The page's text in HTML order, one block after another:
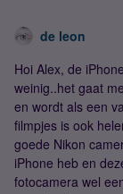
de leon
Hoi Alex, de
weinig..het gaat
en wordt als een
filmpjes is ook
goede Nikon
iPhone heb en
fotocamera wel